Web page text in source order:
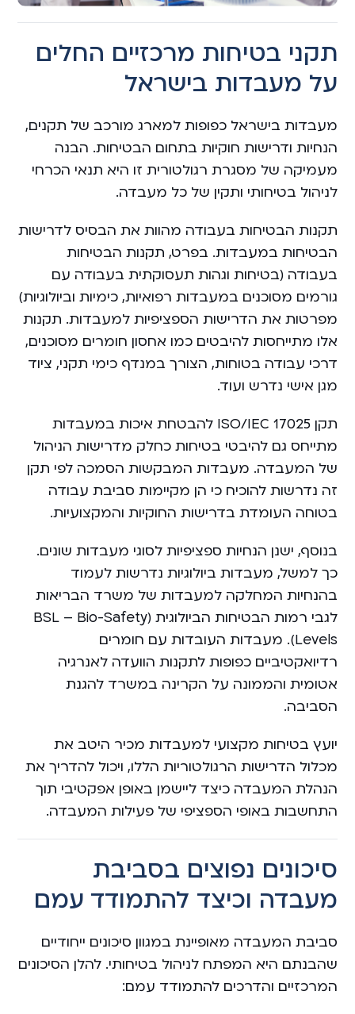
תקני בטיחות מרכזיים החלים
על מעבדות בישראל
מעבדות בישראל כפופות למארג מורכב של תקנים,
הנחיות ודרישות חוקיות בתחום הבטיחות. הבנה
מעמיקה של מסגרת רגולטורית זו היא תנאי הכרחי
לניהול בטיחותי ותקין של כל מעבדה.
תקנות הבטיחות בעבודה מהוות את הבסיס לדרישות
הבטיחות במעבדות. בפרט, תקנות הבטיחות
בעבודה (בטיחות וגהות תעסוקתית בעבודה עם
גורמים מסוכנים במעבדות רפואיות, כימיות וביולוגיות)
מפרטות את הדרישות הספציפיות למעבדות. תקנות
אלו מתייחסות להיבטים כמו אחסון חומרים מסוכנים,
דרכי עבודה בטוחות, הצורך במנדף כימי תקני, ציוד
מגן אישי נדרש ועוד.
תקן ISO/IEC 17025 להבטחת איכות במעבדות
מתייחס גם להיבטי בטיחות כחלק מדרישות הניהול
של המעבדה. מעבדות המבקשות הסמכה לפי תקן
זה נדרשות להוכיח כי הן מקיימות סביבת עבודה
בטוחה העומדת בדרישות החוקיות והמקצועיות.
בנוסף, ישנן הנחיות ספציפיות לסוגי מעבדות שונים.
כך למשל, מעבדות ביולוגיות נדרשות לעמוד
בהנחיות המחלקה למעבדות של משרד הבריאות
לגבי רמות הבטיחות הביולוגית (BSL – Bio-Safety
Levels). מעבדות העובדות עם חומרים
רדיואקטיביים כפופות לתקנות הוועדה לאנרגיה
אטומית והממונה על הקרינה במשרד להגנת
הסביבה.
יועץ בטיחות מקצועי למעבדות מכיר היטב את
מכלול הדרישות הרגולטוריות הללו, ויכול להדריך את
הנהלת המעבדה כיצד ליישמן באופן אפקטיבי תוך
התחשבות באופי הספציפי של פעילות המעבדה.
סיכונים נפוצים בסביבת
מעבדה וכיצד להתמודד עמם
סביבת המעבדה מאופיינת במגוון סיכונים ייחודיים
שהבנתם היא המפתח לניהול בטיחותי. להלן הסיכונים
המרכזיים והדרכים להתמודד עמם: